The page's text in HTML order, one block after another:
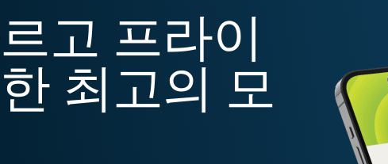
여러 기기에서 사용 가능
안전하게 이용하는 온라인 서비스
모든 기능 살펴보기
하나의 구독으로 종합적인 첨
세요. 완벽한 작동으로 더욱
VPN 암호화 정보
teams. Easy
built to
갖춘 업계 최고
의 초고속 VPN
보호하는 비공개 이메
일 릴레이 서비스입니
ExpressKeys
ExpressAI
컨피덴셜 컴퓨
150개 이상의
지역에서 사용
가능한 무료
고 프라이
최고의 모